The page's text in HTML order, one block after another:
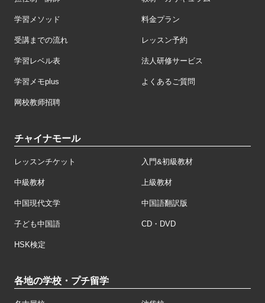
学習メソッド 料金プラン
受講までの流れ レッスン予約
学習レベル表 法人研修サービス
学習メモplus よくあるご質問
网校教师招聘
チャイナモール
レッスンチケット 入門&初級教材
中級教材 上級教材
中国現代文学 中国語翻訳版
子ども中国語 CD・DVD
HSK検定
各地の学校・プチ留学